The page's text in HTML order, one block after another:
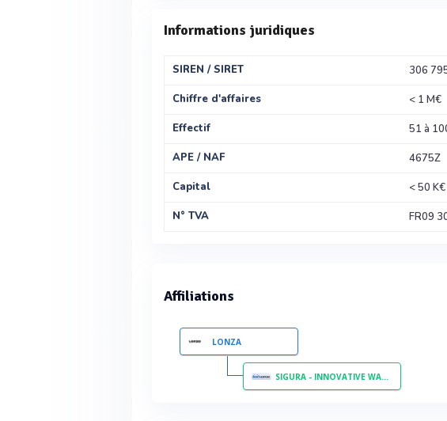
Informations juridiques
SIREN / SIRET
306
Chiffre d'affaires
< 1 M€
Effectif
51 à
APE / NAF
4675Z
Capital
< 50 K€
N° TVA
FR09
Affiliations
LONZA
SIGURA - INNOVATIVE WATER CARE EUROPE